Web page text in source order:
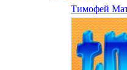
Тимофей